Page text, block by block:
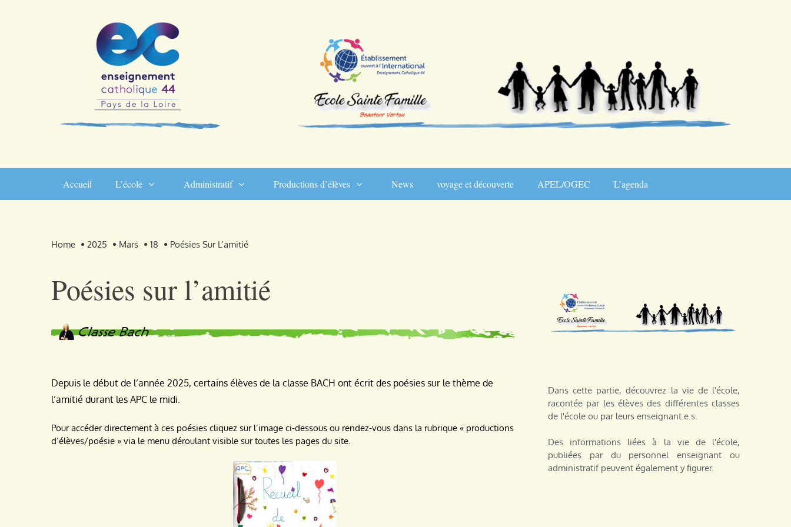
Accueil L’école Administratif Productions d’élèves News voyage et découverte APEL/OGEC L’agenda
Home 2025 Mars 18 Poésies Sur L’amitié
Poésies sur l’amitié
Depuis le début de l’année 2025, certains élèves de la classe BACH ont écrit des poésies sur le thème de
l’amitié durant les APC le midi.
Pour accéder directement à ces poésies cliquez sur l’image ci-dessous ou rendez-vous dans la rubrique « productions
d’élèves/poésie » via le menu déroulant visible sur toutes les pages du site.
Dans cette partie, découvrez la vie de l'école,
racontée par les élèves des différentes classes
de l'école ou par leurs enseignant.e.s.
Des informations liées à la vie de l'école,
publiées par du personnel enseignant ou
administratif peuvent également y figurer.